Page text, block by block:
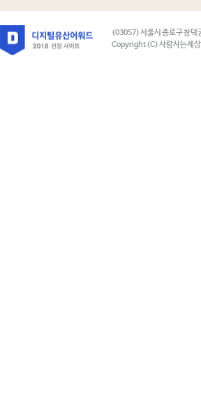
(03057) 서울시 종로구 창덕
Copyright (C) 사람사는세